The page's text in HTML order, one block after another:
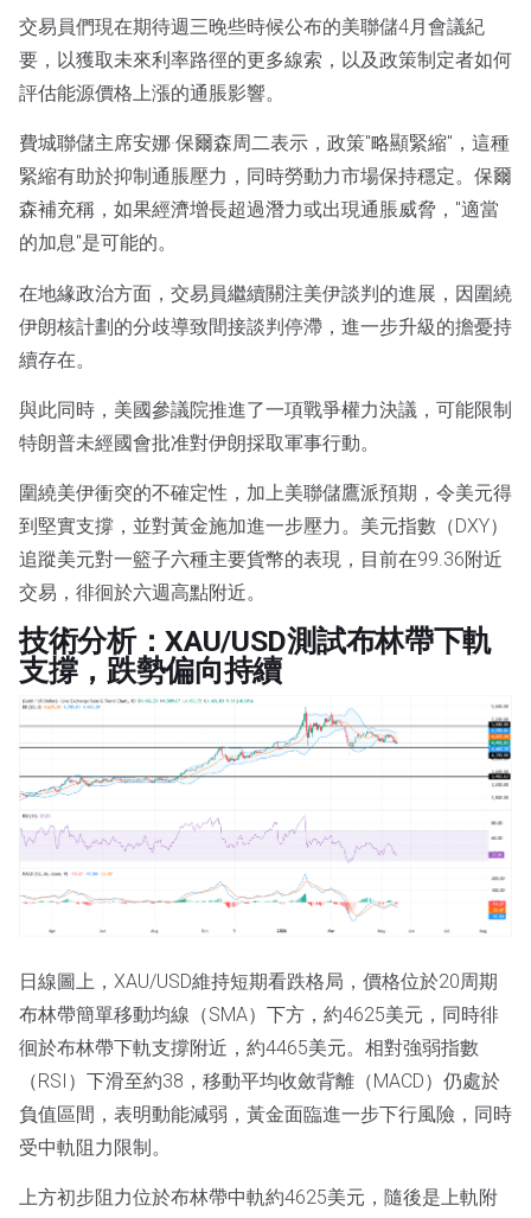
交易員們現在期待週三晚些時候公布的美聯儲4月會議紀
要，以獲取未來利率路徑的更多線索，以及政策制定者如何
評估能源價格上漲的通脹影響。
費城聯儲主席安娜·保爾森周二表示，政策"略顯緊縮"，這種
緊縮有助於抑制通脹壓力，同時勞動力市場保持穩定。保爾
森補充稱，如果經濟增長超過潛力或出現通脹威脅，"適當
的加息"是可能的。
在地緣政治方面，交易員繼續關注美伊談判的進展，因圍繞
伊朗核計劃的分歧導致間接談判停滯，進一步升級的擔憂持
續存在。
與此同時，美國參議院推進了一項戰爭權力決議，可能限制
特朗普未經國會批准對伊朗採取軍事行動。
圍繞美伊衝突的不確定性，加上美聯儲鷹派預期，令美元得
到堅實支撐，並對黃金施加進一步壓力。美元指數（DXY）
追蹤美元對一籃子六種主要貨幣的表現，目前在99.36附近
交易，徘徊於六週高點附近。
技術分析：XAU/USD測試布林帶下軌
支撐，跌勢偏向持續
日線圖上，XAU/USD維持短期看跌格局，價格位於20周期
布林帶簡單移動均線（SMA）下方，約4625美元，同時徘
徊於布林帶下軌支撐附近，約4465美元。相對強弱指數
（RSI）下滑至約38，移動平均收斂背離（MACD）仍處於
負值區間，表明動能減弱，黃金面臨進一步下行風險，同時
受中軌阻力限制。
上方初步阻力位於布林帶中軌約4625美元，隨後是上軌附